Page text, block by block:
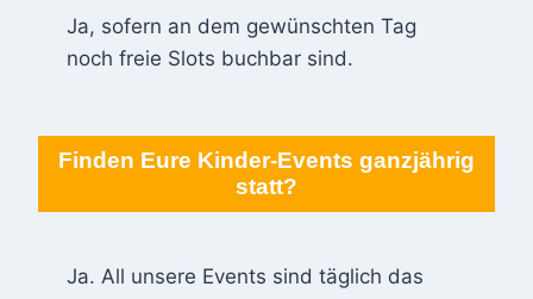
Ja, sofern an dem gewünschten Tag
noch freie Slots buchbar sind.
Finden Eure Kinder-Events ganzjährig
statt?
Ja. All unsere Events sind täglich das